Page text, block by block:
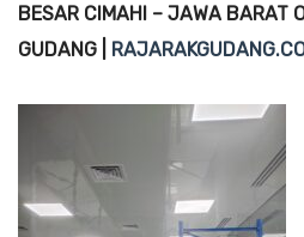
BESAR CIMAHI – JAWA BARAT
GUDANG |